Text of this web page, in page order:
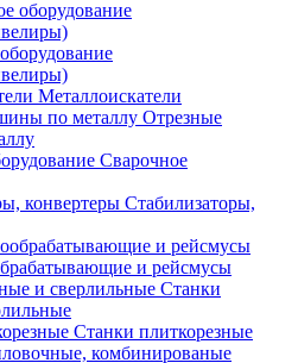
Металлоискатели
Отрезные
Сварочное
Стабилизаторы,
и рейсмусы
Станки
Станки плиткорезные